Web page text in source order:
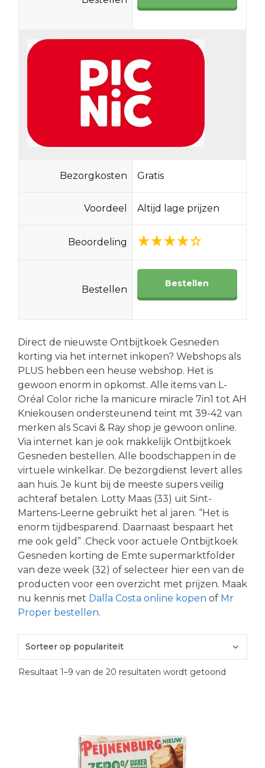
Bezorgkosten Gratis
Voordeel Altijd lage prijzen
Beoordeling
Bestellen
Bestellen
Direct de nieuwste Ontbijtkoek Gesneden
korting via het internet inkopen? Webshops als
PLUS hebben een heuse webshop. Het is
gewoon enorm in opkomst. Alle items van L-
Oréal Color riche la manicure miracle 7in1 tot AH
Kniekousen ondersteunend teint mt 39-42 van
merken als Scavi & Ray shop je gewoon online.
Via internet kan je ook makkelijk Ontbijtkoek
Gesneden bestellen. Alle boodschappen in de
virtuele winkelkar. De bezorgdienst levert alles
aan huis. Je kunt bij de meeste supers veilig
achteraf betalen. Lotty Maas (33) uit Sint-
Martens-Leerne gebruikt het al jaren. “Het is
enorm tijdbesparend. Daarnaast bespaart het
me ook geld” .Check voor actuele Ontbijtkoek
Gesneden korting de Emte supermarktfolder
van deze week (32) of selecteer hier een van de
producten voor een overzicht met prijzen. Maak
nu kennis met Dalla Costa online kopen of Mr
Proper bestellen.
Resultaat 1–9 van de 20 resultaten wordt getoond